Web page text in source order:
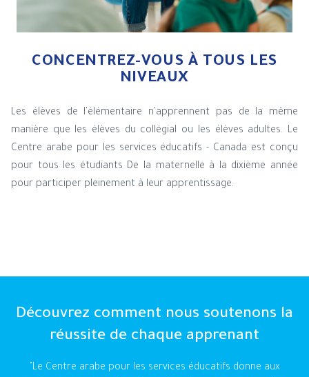
CONCENTREZ-VOUS À TOUS LES
NIVEAUX
Les élèves de l'élémentaire n'apprennent pas de la même
manière que les élèves du collégial ou les élèves adultes. Le
Centre arabe pour les services éducatifs - Canada est conçu
pour tous les étudiants De la maternelle à la dixième année
pour participer pleinement à leur apprentissage.
Découvrez comment nous soutenons la
réussite de chaque apprenant
"Le Centre arabe pour les services éducatifs donne aux